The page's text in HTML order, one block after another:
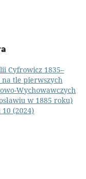
Cyfrowicz 1835–
na tle pierwszych
Wychowawczych
w 1885 roku)
(2024)